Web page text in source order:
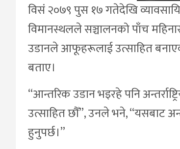
विसं २०७९ पुस १७ गतेदेखि
विमानस्थलले सञ्चालनको पाँच
उडानले आफूहरूलाई उत्साहित
बताए।
“आन्तरिक उडान भइरहे पनि
उत्साहित छौँ”, उनले भने, “यसबाट
हुनुपर्छ।”